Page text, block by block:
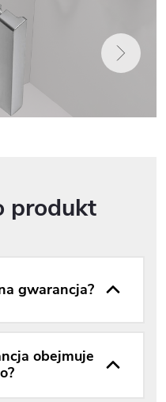
produkt
gwarancja?
obejmuje